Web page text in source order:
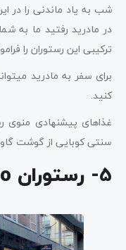
شب به یاد ماندنی را در
در مادرید رفتید ما به
ترکیبی این رستوران را
برای سفر به مادرید
کنید.
سنتی کوبایی از گوشت
5- رستوران Yakitoro